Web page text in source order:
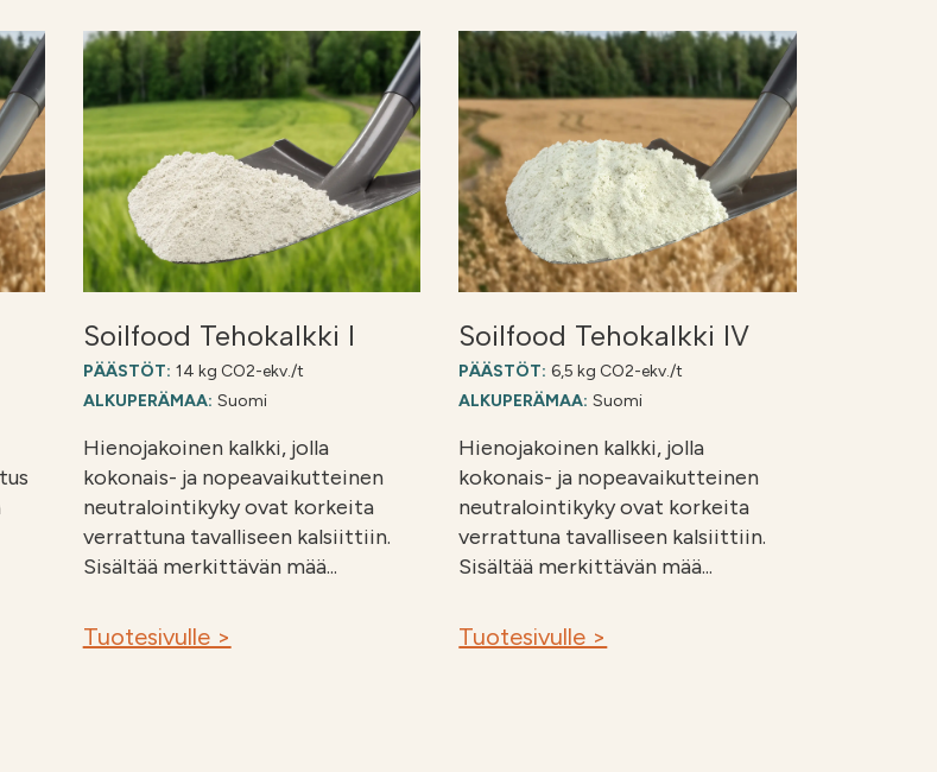
Soilfood Tehokalkki I
PÄÄSTÖT: 14 kg CO2-ekv./t
ALKUPERÄMAA: Suomi
Hienojakoinen kalkki, jolla
kokonais- ja nopeavaikutteinen
neutralointikyky ovat korkeita
verrattuna tavalliseen kalsiittiin.
Sisältää merkittävän mää...
Tuotesivulle >
Soilfood Tehokalkki IV
PÄÄSTÖT: 6,5 kg CO2-ekv./t
ALKUPERÄMAA: Suomi
Hienojakoinen kalkki, jolla
kokonais- ja nopeavaikutteinen
neutralointikyky ovat korkeita
verrattuna tavalliseen kalsiittiin.
Sisältää merkittävän mää...
Tuotesivulle >